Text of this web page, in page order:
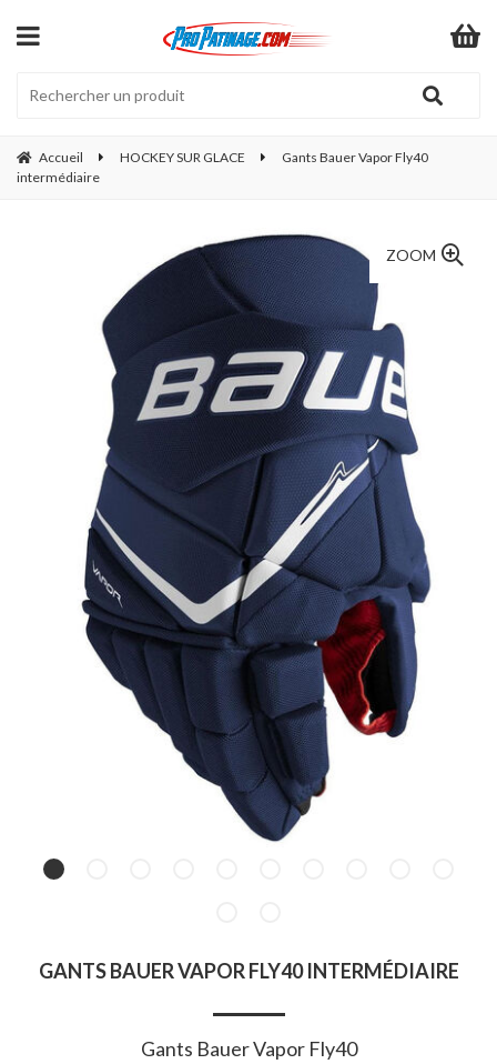
Accueil HOCKEY SUR GLACE
Gants Bauer Vapor Fly40
intermédiaire
ZOOM
GANTS BAUER VAPOR FLY40 INTERMÉDIAIRE
Gants Bauer Vapor Fly40